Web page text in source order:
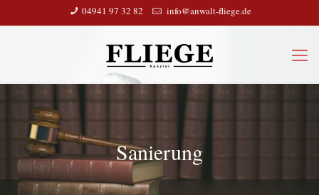
04941 97 32 82 info@anwalt-fliege.de
Sanierung